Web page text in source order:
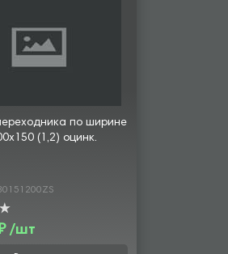
по ширине
(1,2) оцинк.
/шт